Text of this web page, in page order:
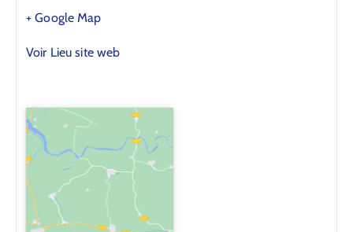
+ Google Map
Voir Lieu site web